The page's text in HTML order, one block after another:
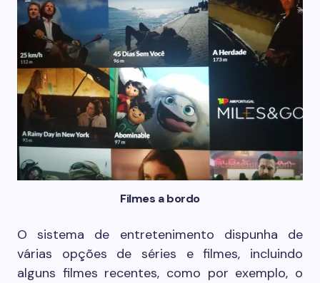
Filmes a bordo
O sistema de entretenimento dispunha de
várias opções de séries e filmes, incluindo
alguns filmes recentes, como por exemplo, o